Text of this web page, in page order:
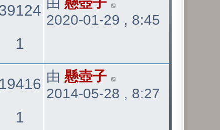
1
看
後
2020-01-29 , 8:45
19416
1
最
後
由 懸壺子
2014-05-28 , 8:27